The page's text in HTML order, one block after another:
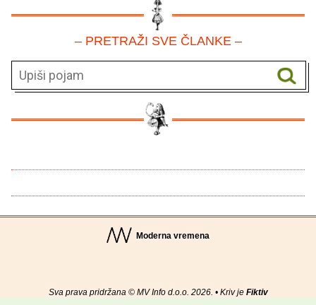
– PRETRAŽI SVE ČLANKE –
Moderna vremena
Sva prava pridržana © MV Info d.o.o. 2026. • Kriv je Fiktiv